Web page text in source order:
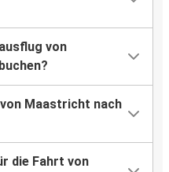
von
Maastricht nach
die Fahrt von